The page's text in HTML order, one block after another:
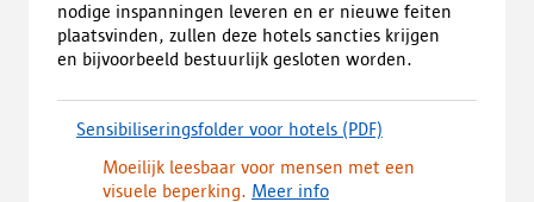
nodige inspanningen leveren en er nieuwe feiten
plaatsvinden, zullen deze hotels sancties krijgen
en bijvoorbeeld bestuurlijk gesloten worden.
Sensibiliseringsfolder voor hotels (PDF)
o
Moeilijk leesbaar voor mensen met een
visuele beperking. Meer info